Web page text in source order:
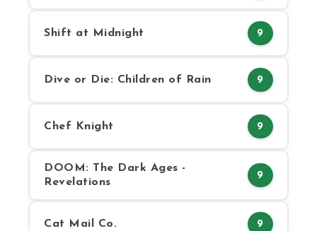
Shift at Midnight 9
Dive or Die: Children of Rain 9
Chef Knight 9
DOOM: The Dark Ages -
Revelations
9
Cat Mail Co. 9